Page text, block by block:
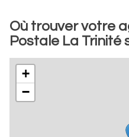
Où trouver votre
Postale La Trinité
+
−